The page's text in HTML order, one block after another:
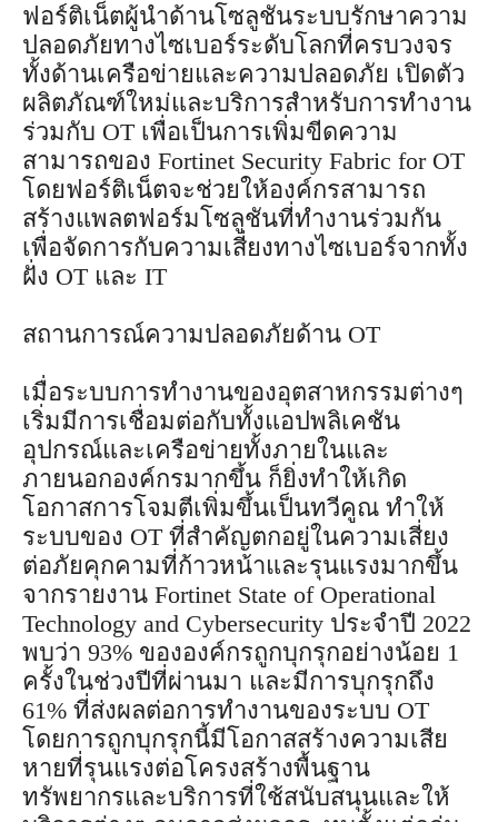
ฟอร์ติเน็ตผู้นำด้านโซลูชันระบบรักษาความ
ปลอดภัยทางไซเบอร์ระดับโลกที่ครบวงจร
ทั้งด้านเครือข่ายและความปลอดภัย เปิดตัว
ผลิตภัณฑ์ใหม่และบริการสำหรับการทำงาน
ร่วมกับ OT เพื่อเป็นการเพิ่มขีดความ
สามารถของ Fortinet Security Fabric for OT
โดยฟอร์ติเน็ตจะช่วยให้องค์กรสามารถ
สร้างแพลตฟอร์มโซลูชันที่ทำงานร่วมกัน
เพื่อจัดการกับความเสี่ยงทางไซเบอร์จากทั้ง
ฝั่ง OT และ IT
สถานการณ์ความปลอดภัยด้าน OT
เมื่อระบบการทำงานของอุตสาหกรรมต่างๆ
เริ่มมีการเชื่อมต่อกับทั้งแอปพลิเคชัน
อุปกรณ์และเครือข่ายทั้งภายในและ
ภายนอกองค์กรมากขึ้น ก็ยิ่งทำให้เกิด
โอกาสการโจมตีเพิ่มขึ้นเป็นทวีคูณ ทำให้
ระบบของ OT ที่สำคัญตกอยู่ในความเสี่ยง
ต่อภัยคุกคามที่ก้าวหน้าและรุนแรงมากขึ้น
จากรายงาน Fortinet State of Operational
Technology and Cybersecurity ประจำปี 2022
พบว่า 93% ขององค์กรถูกบุกรุกอย่างน้อย 1
ครั้งในช่วงปีที่ผ่านมา และมีการบุกรุกถึง
61% ที่ส่งผลต่อการทำงานของระบบ OT
โดยการถูกบุกรุกนี้มีโอกาสสร้างความเสีย
หายที่รุนแรงต่อโครงสร้างพื้นฐาน
ทรัพยากรและบริการที่ใช้สนับสนุนและให้